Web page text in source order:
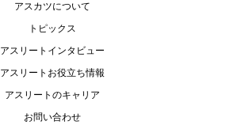
アスカツについて
トピックス
アスリートインタビュー
アスリートお役立ち情報
アスリートのキャリア
お問い合わせ